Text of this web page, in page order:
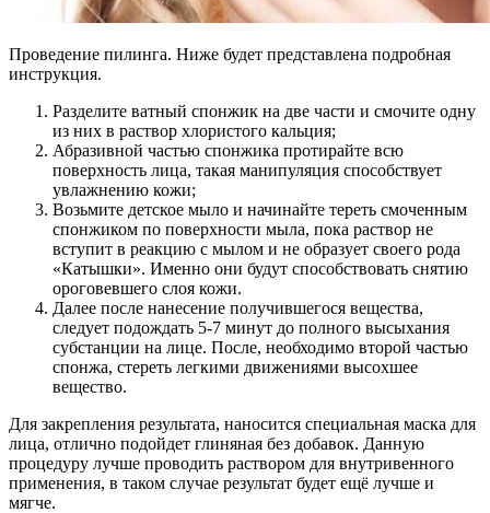
Проведение пилинга. Ниже будет представлена подробная
инструкция.
Разделите ватный спонжик на две части и смочите одну
из них в раствор хлористого кальция;
Абразивной частью спонжика протирайте всю
поверхность лица, такая манипуляция способствует
увлажнению кожи;
Возьмите детское мыло и начинайте тереть смоченным
спонжиком по поверхности мыла, пока раствор не
вступит в реакцию с мылом и не образует своего рода
«Катышки». Именно они будут способствовать снятию
ороговевшего слоя кожи.
Далее после нанесение получившегося вещества,
следует подождать 5-7 минут до полного высыхания
субстанции на лице. После, необходимо второй частью
спонжа, стереть легкими движениями высохшее
вещество.
Для закрепления результата, наносится специальная маска для
лица, отлично подойдет глиняная без добавок. Данную
процедуру лучше проводить раствором для внутривенного
применения, в таком случае результат будет ещё лучше и
мягче.